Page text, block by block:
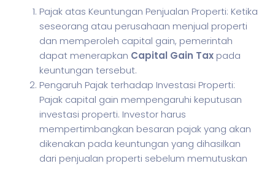
Pajak atas Keuntungan Penjualan Properti: Ketika
seseorang atau perusahaan menjual properti
dan memperoleh capital gain, pemerintah
dapat menerapkan Capital Gain Tax pada
keuntungan tersebut.
Pengaruh Pajak terhadap Investasi Properti:
Pajak capital gain mempengaruhi keputusan
investasi properti. Investor harus
mempertimbangkan besaran pajak yang akan
dikenakan pada keuntungan yang dihasilkan
dari penjualan properti sebelum memutuskan